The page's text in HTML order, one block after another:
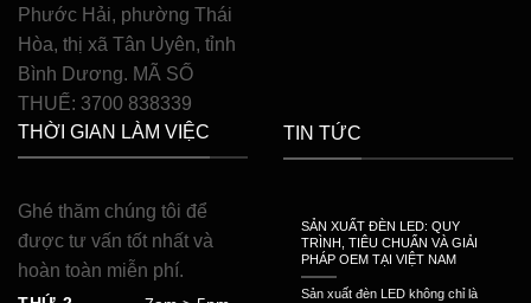
Phước Hải, phường Thái
Hòa, thị xã Tân Uyên, tỉnh
Bình Dương. MÃ SỐ
THUẾ: 3700 838339
THỜI GIAN LÀM VIỆC
Ghé thăm chúng tôi để
được tư vấn tốt nhất và
hoàn toàn miễn phí.
TIN TỨC
SẢN XUẤT ĐÈN LED: QUY
TRÌNH, TIÊU CHUẨN VÀ GIẢI
PHÁP OEM TẠI VIỆT NAM
Sản xuất đèn LED không chỉ là